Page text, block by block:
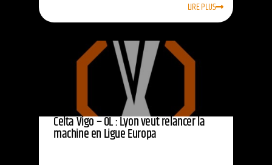
LIRE PLUS
Celta Vigo – OL : Lyon veut relancer la
machine en Ligue Europa